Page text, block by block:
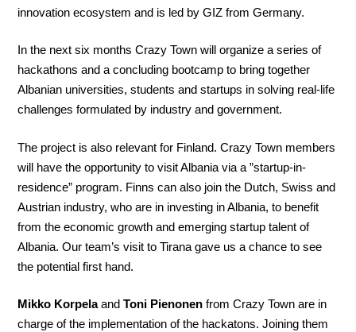
innovation ecosystem and is led by GIZ from Germany.
In the next six months Crazy Town will organize a series of
hackathons and a concluding bootcamp to bring together
Albanian universities, students and startups in solving real-life
challenges formulated by industry and government.
The project is also relevant for Finland. Crazy Town members
will have the opportunity to visit Albania via a ”startup-in-
residence” program. Finns can also join the Dutch, Swiss and
Austrian industry, who are in investing in Albania, to benefit
from the economic growth and emerging startup talent of
Albania. Our team’s visit to Tirana gave us a chance to see
the potential first hand.
Mikko KorpelaandToni Pienonen from Crazy Town are in
charge of the implementation of the hackatons. Joining them